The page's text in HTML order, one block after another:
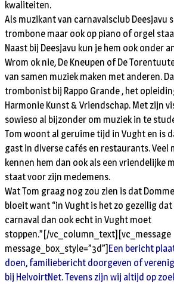
kwaliteiten.
Als muzikant van carnavalsclub Deesjavu
trombone maar ook op piano of orgel
Naast bij Deesjavu kun je hem ook onder
Wrom ok nie, De Kneupen of De
van samen muziek maken met anderen.
trombonist bij Rappo Grande , het
Harmonie Kunst & Vriendschap. Met zijn
sowieso al bijzonder om muziek in te
Tom woont al geruime tijd in Vught en is
gast in diverse cafés en restaurants. Veel
kennen hem dan ook als een vriendelijke
staat voor zijn medemens.
Wat Tom graag nog zou zien is dat
bloeit want “in Vught is het zo gezellig
carnaval dan ook echt in Vught moet
stoppen.”[/vc_column_text][vc_message
message_box_style=”3d”] Een bericht
doen, familiebericht doorgeven of
bij HelvoirtNet. Tevens zijn wij altijd op